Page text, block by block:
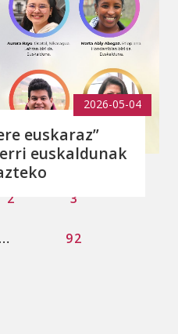
2026-05-04
euskaraz”
euskaldunak
2 3
… 92